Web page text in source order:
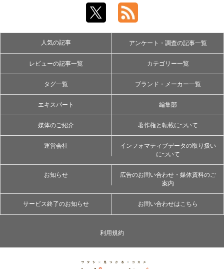
人気の記事 アンケート・調査の記事一覧
レビューの記事一覧 カテゴリー一覧
タグ一覧 ブランド・メーカー一覧
エキスパート 編集部
媒体のご紹介 著作権と転載について
運営会社
インフォマティブデータの取り扱い
について
お知らせ
広告のお問い合わせ・媒体資料のご
案内
サービス終了のお知らせ お問い合わせはこちら
利用規約